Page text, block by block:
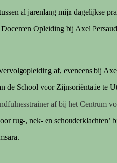
al jarenlang mijn dagelijkse
Opleiding bij Axel
af, eveneens bij
de School voor Zijnsoriëntatie te
af bij het Centrum
rug-, nek- en schouderklachten’